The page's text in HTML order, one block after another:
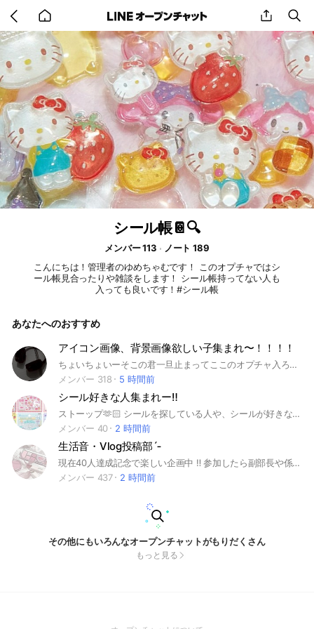
back
to
home
share
シール帳📔🔍️
メンバー 113
ノート 189
こんにちは！管理者のゆめちゃむです！ このオプチャではシ
ール帳見合ったりや雑談をします！ シール帳持ってない人も
入っても良いです！#シール帳
あなたへのおすすめ
アイコン画像、背景画像欲しい子集まれ〜！！！！
ちょいちょいーそこの君一旦止まってここのオプチャ入ろ！アイコン画像、背景画像に困ってる子カモーン！ここならたくさんの人と色々な画像を共有できるよ！何がダメとかないからなんでもあげて！逆に欲しい！それに、画像以外にも色々な話しよ！「ルール」暴言❌勝手に抜ける❌キモイ事（下ネタなど）❌即抜け❌抜ける時は一言いって抜けてね！
メンバー 318
5 時間前
シール好きな人集まれー‼️
ストーップ🫶🏻 シールを探している人や、シールが好きな人!!見て下さい🎀 管理人のあいら、莉奈です🌷 管理人2代目です！ このオプは、ボンボンドロップシールの好きをみんなで語っちゃったり、自分のシール帳を自慢したりするオプチャです🙌🏻 最近はシールに関係ない雑談とかしてます！！楽しくお話ししたいです💓 退会は、理由を言ってくれたら自由です❕即退会嫌だな……😖💗👉🏻👈🏻 後!!通知多いかも"📱"💦 通知嫌いな方は、通知OFFしといてください🫶🏻 新規さん、ぜひご挨拶よろしくお願いします😻 入ったら、ぜひ軽く自己紹介よろしくお願いします❕🌷 仲良くなるために何歳か是非教えてください✨️ （言いたくなかったら言わなくて大丈夫です！） （全然詐欺ではないです！） タメ口全然🙆🏻‍♀️だよ✨️ ノートを見たらできるだけリアクションしてください︎︎👍🏻︎︎🍀 ⚠️相手のことを不快にさせる言葉はやめましょう！ ⚠️女子限定です！（必ず） ⚠️宣伝だめ× ⚠️既読無視をなくすために、既読をしたら、そのコメントにリアクションをしてください!!（出来たら!!） ここまで見てくれてありがとう🤲🏻✨ ここまで来たら入る気になったよね❔❕ 🟩のボタンを、ポチっと❕ このオプはみんな優しいから安心してね🎶みんな中で待ってるよ🙌🏻🤍 これからよろしくね💕︎ 目標人数👤👤👤👤👤 30人‼️ オプの誕生日🎂✨️ 2025年 11月1日‼️ 10人突破 2025年12月3日‼️ 20人突破 2025年12月20日‼️ 誕生日になったら何かイベントするかもです✨🤩 どうしたー??🎀 まだ見てる👀！ もうここまで見てくれたら入るしかないじゃん‪!!🎶 中で待ってるよ🤍💛🩵早く来て😻💫
メンバー 40
2 時間前
生活音・Vlog投稿部´‐
現在40人達成記念で楽しい企画中 ‼️ 参加したら副部長や係になれるチャンス ッ 🫵🏻😽 ⬇も必ず見てね 👀 そこの君ストーップ ‼️ 見てくれてありがとう 🙌🏻 見た子は強制参加だよ 😸 部長のさくあです 👋🏻 ルールを説明します 👍🏻 ･ファンマ、ファンネ、ファンタグ、ペアタグ、ペア画⭕️ ･見る専⭕️ ･関係作り⭕️ ･呼び出しノート⭕️ ･雑談⭕️ ･荒らし、即抜け、暴言❌ ･無言抜け❌ ･宣伝抜け❌ ･宣伝ノート以外での宣伝❌ ･個人情報❌(実写や過度な声出し、住所や住んでいるところが特定されるもの等) ･トークに動画を載せる❌ ･ボイスメッセージ❌ ･なりすまし❌ ･男の子❌ ･チェンメ❌ みんなが不快になるようなことはやめましょう💧 守れない子は、その場で注意または強制退会になります💧 ねぇねぇ、下の🟩おしちゃって 🫵🏻🥳 来てくれることを信じて中で待ってるね 😽🫶🏻 ୨୧┈┈┈┈┈┈┈┈┈┈┈┈┈┈┈┈┈┈୨୧ #生活音 #せいかつおん #vlog #Vlog #blog #ブイログ #ぶいろぐ #投稿 #垢抜け #悩み相談 #雑談 #女の子限定 #女子限定 #女限定 #部活 #学校 #学園 #ライブトーク ୨୧┈┈┈┈┈┈┈┈┈┈┈┈┈┈┈┈┈┈୨୧
メンバー 437
2 時間前
その他にもいろんなオープンチャットがもりだくさん
もっと見る